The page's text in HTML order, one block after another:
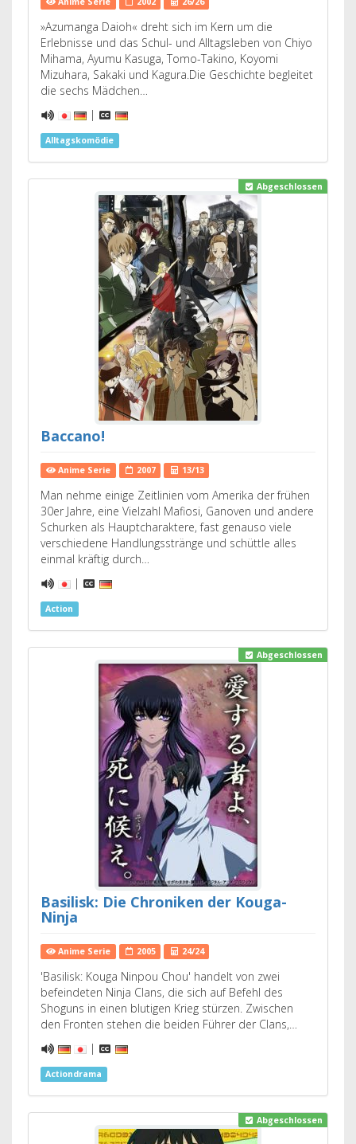
»Azumanga Daioh« dreht sich im Kern um die
Erlebnisse und das Schul- und Alltagsleben von Chiyo
Mihama, Ayumu Kasuga, Tomo-Takino, Koyomi
Mizuhara, Sakaki und Kagura.Die Geschichte begleitet
die sechs Mädchen…
|
Alltagskomödie
Abgeschlossen
Baccano!
Anime Serie 2007 13/13
Man nehme einige Zeitlinien vom Amerika der frühen
30er Jahre, eine Vielzahl Mafiosi, Ganoven und andere
Schurken als Hauptcharaktere, fast genauso viele
verschiedene Handlungsstränge und schüttle alles
einmal kräftig durch…
|
Action
Abgeschlossen
Basilisk: Die Chroniken der Kouga-
Ninja
Anime Serie 2005 24/24
'Basilisk: Kouga Ninpou Chou' handelt von zwei
befeindeten Ninja Clans, die sich auf Befehl des
Shoguns in einen blutigen Krieg stürzen. Zwischen
den Fronten stehen die beiden Führer der Clans,…
|
Actiondrama
Abgeschlossen